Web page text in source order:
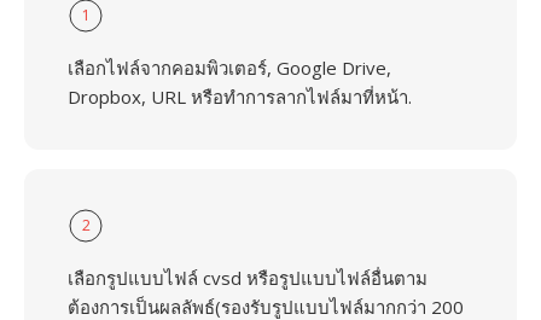
1
เลือกไฟล์จากคอมพิวเตอร์, Google Drive,
Dropbox, URL หรือทำการลากไฟล์มาที่หน้า.
2
เลือกรูปแบบไฟล์ cvsd หรือรูปแบบไฟล์อื่นตาม
ต้องการเป็นผลลัพธ์(รองรับรูปแบบไฟล์มากกว่า 200